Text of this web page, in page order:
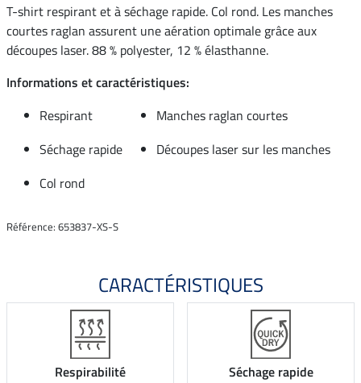
T-shirt respirant et à séchage rapide. Col rond. Les manches
courtes raglan assurent une aération optimale grâce aux
découpes laser. 88 % polyester, 12 % élasthanne.
Informations et caractéristiques:
Respirant
Manches raglan courtes
Séchage rapide
Découpes laser sur les manches
Col rond
Référence: 653837-XS-S
CARACTÉRISTIQUES
Respirabilité Séchage rapide